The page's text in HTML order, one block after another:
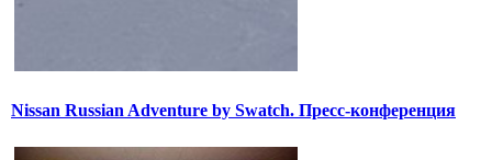
Nissan Russian Adventure by Swatch. Пресс-конференция